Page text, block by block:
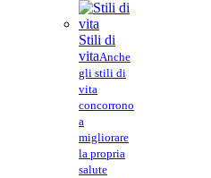
Stili di
vitaAnche
gli stili di
vita
concorrono
a
migliorare
la propria
salute